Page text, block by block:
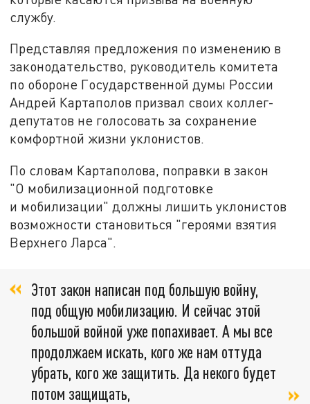
службу.
Представляя предложения по изменению в
законодательство, руководитель комитета
по обороне Государственной думы России
Андрей Картаполов призвал своих коллег-
депутатов не голосовать за сохранение
комфортной жизни уклонистов.
По словам Картаполова, поправки в закон
"О мобилизационной подготовке
и мобилизации" должны лишить уклонистов
возможности становиться "героями взятия
Верхнего Ларса".
Этот закон написан под большую войну,
под общую мобилизацию. И сейчас этой
большой войной уже попахивает. А мы все
продолжаем искать, кого же нам оттуда
убрать, кого же защитить. Да некого будет
потом защищать,